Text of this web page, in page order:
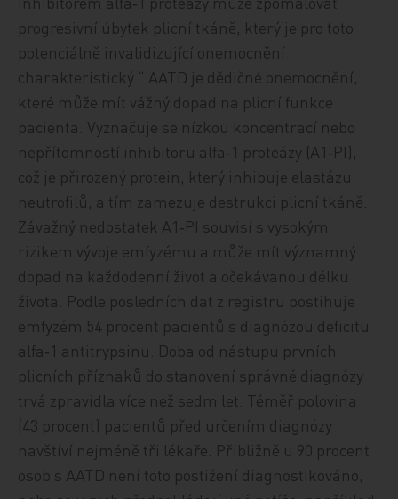
progresivní úbytek plicní tkáně, který je pro toto
potenciálně invalidizující onemocnění
charakteristický.“ AATD je dědičné onemocnění,
které může mít vážný dopad na plicní funkce
pacienta. Vyznačuje se nízkou koncentrací nebo
nepřítomností inhibitoru alfa‑1 proteázy (A1‑PI),
což je přirozený protein, který inhibuje elastázu
neutrofilů, a tím zamezuje destrukci plicní tkáně.
Závažný nedostatek A1‑PI souvisí s vysokým
rizikem vývoje emfyzému a může mít významný
dopad na každodenní život a očekávanou délku
života. Podle posledních dat z registru postihuje
emfyzém 54 procent pacientů s diagnózou deficitu
alfa‑1 antitrypsinu. Doba od nástupu prvních
plicních příznaků do stanovení správné diagnózy
trvá zpravidla více než sedm let. Téměř polovina
(43 procent) pacientů před určením diagnózy
navštíví nejméně tři lékaře. Přibližně u 90 procent
osob s AATD není toto postižení diagnostikováno,